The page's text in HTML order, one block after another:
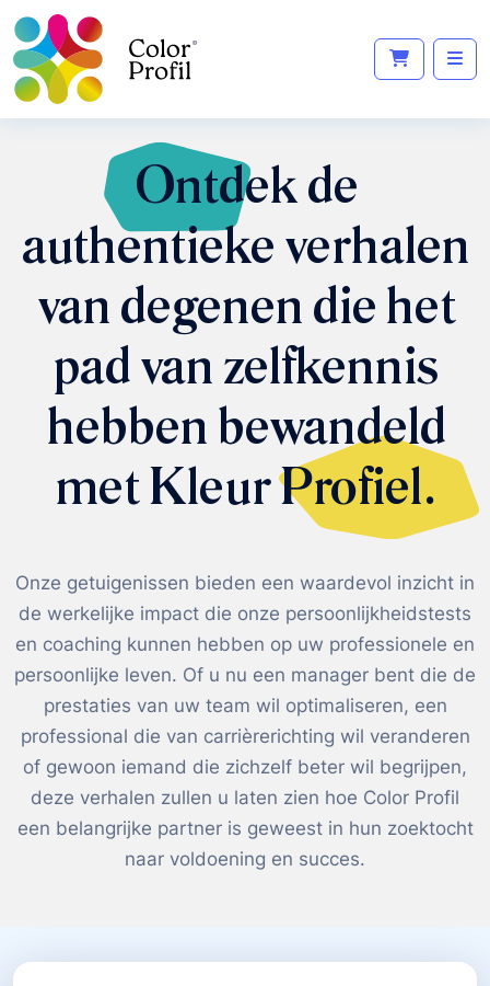
Ontdekde
authentieke verhalen
van degenen die het
pad van zelfkennis
hebben bewandeld
met KleurProfiel.
Onze getuigenissen bieden een waardevol inzicht in
de werkelijke impact die onze persoonlijkheidstests
en coaching kunnen hebben op uw professionele en
persoonlijke leven. Of u nu een manager bent die de
prestaties van uw team wil optimaliseren, een
professional die van carrièrerichting wil veranderen
of gewoon iemand die zichzelf beter wil begrijpen,
deze verhalen zullen u laten zien hoe Color Profil
een belangrijke partner is geweest in hun zoektocht
naar voldoening en succes.